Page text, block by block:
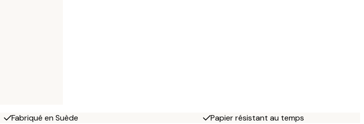
Fabriqué en Suède Papier résistant au temps